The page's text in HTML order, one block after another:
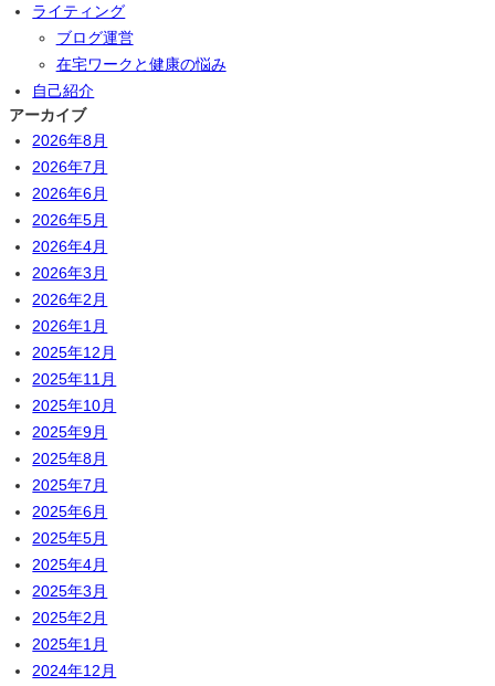
ライティング
ブログ運営
在宅ワークと健康の悩み
自己紹介
アーカイブ
2026年8月
2026年7月
2026年6月
2026年5月
2026年4月
2026年3月
2026年2月
2026年1月
2025年12月
2025年11月
2025年10月
2025年9月
2025年8月
2025年7月
2025年6月
2025年5月
2025年4月
2025年3月
2025年2月
2025年1月
2024年12月